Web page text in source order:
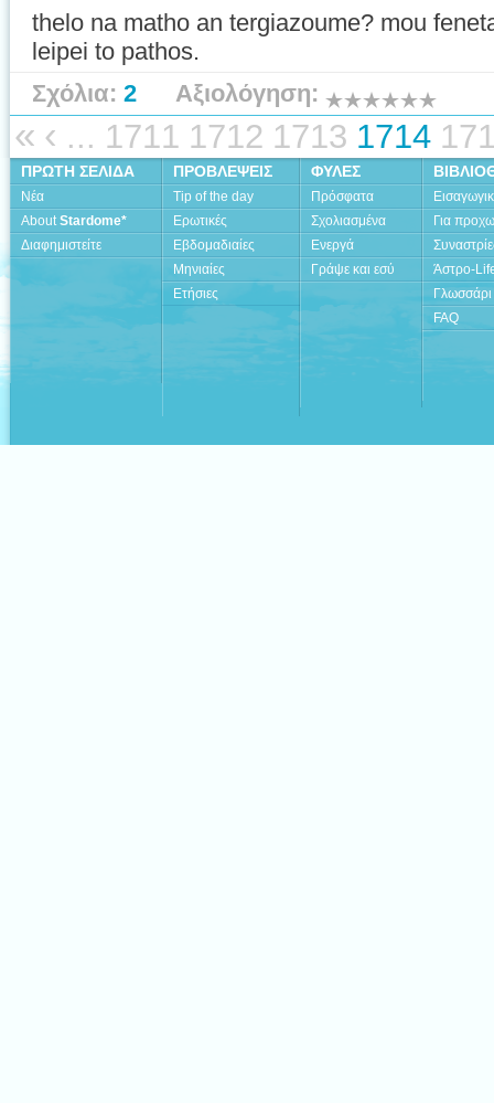
thelo na matho an tergiazoume? mou
leipei to pathos.
Σχόλια: 2 Αξιολόγηση:
« ‹ ... 1711 1712 1713 1714
ΠΡΩΤΗ ΣΕΛΙΔΑ
Νέα
AboutStardome*
Διαφημιστείτε
ΠΡΟΒΛΕΨΕΙΣ
Tip of the day
Ερωτικές
Εβδομαδιαίες
Μηνιαίες
Ετήσιες
ΦΥΛΕΣ
Πρόσφατα
Σχολιασμένα
Ενεργά
Γράψε και εσύ
Για
Άστρο-
Γλωσσάρι
FAQ